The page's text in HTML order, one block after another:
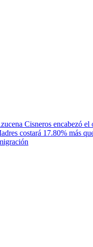
Cisneros encabezó
costará 17.80% más